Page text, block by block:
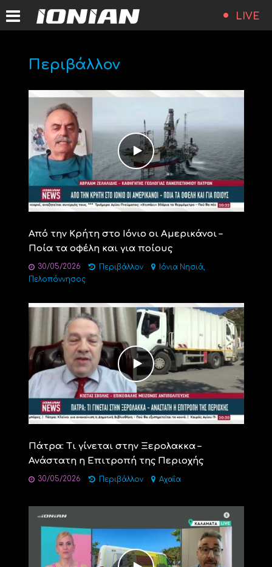
LIVE
Περιβάλλον
Από την Κρήτη στο Ιόνιο οι Αμερικάνοι –
Ποία τα οφέλη και για ποίους
30/05/2026 Περιβάλλον Ιόνια Νησιά,
Πελοπόννησος
Πάτρα: Τι γίνεται στην Ξερολακκα –
Ανάστατη η Επιτροπή της Περιοχής
30/05/2026 Περιβάλλον Αχαΐα